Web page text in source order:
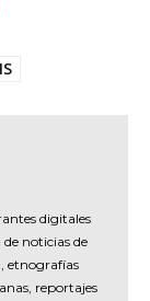
digitales
noticias de
etnografías
reportajes